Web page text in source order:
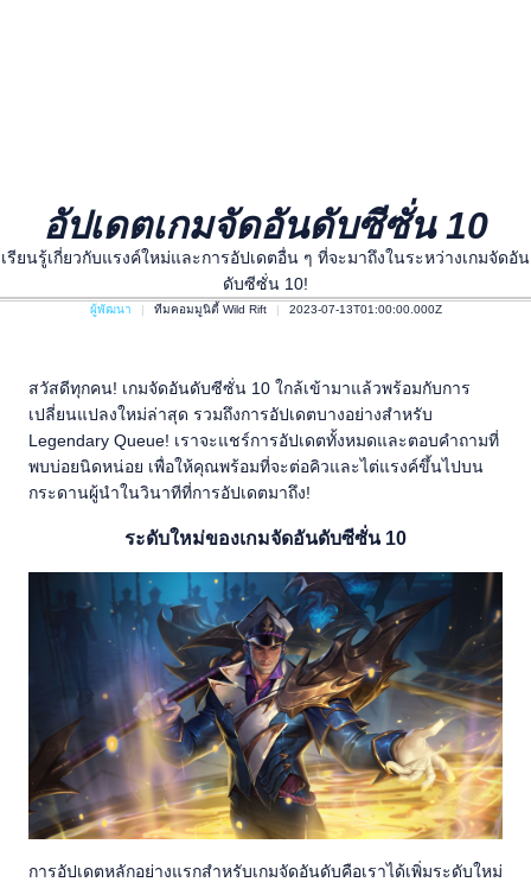
อัปเดตเกมจัดอันดับซีซั่น 10
เรียนรู้เกี่ยวกับแรงค์ใหม่และการอัปเดตอื่น ๆ ที่จะมาถึงในระหว่างเกมจัดอัน
ดับซีซั่น 10!
ผู้พัฒนา ทีมคอมมูนิตี้ Wild Rift 2023-07-13T01:00:00.000Z
สวัสดีทุกคน! เกมจัดอันดับซีซั่น 10 ใกล้เข้ามาแล้วพร้อมกับการ
เปลี่ยนแปลงใหม่ล่าสุด รวมถึงการอัปเดตบางอย่างสำหรับ
Legendary Queue! เราจะแชร์การอัปเดตทั้งหมดและตอบคำถามที่
พบบ่อยนิดหน่อย เพื่อให้คุณพร้อมที่จะต่อคิวและไต่แรงค์ขึ้นไปบน
กระดานผู้นำในวินาทีที่การอัปเดตมาถึง!
ระดับใหม่ของเกมจัดอันดับซีซั่น 10
การอัปเดตหลักอย่างแรกสำหรับเกมจัดอันดับคือเราได้เพิ่มระดับใหม่